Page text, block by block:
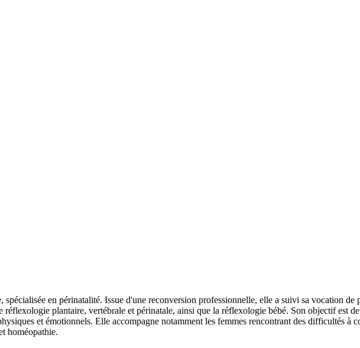
en périnatalité. Issue d'une reconversion professionnelle, elle a suivi sa vocation de
réflexologie plantaire, vertébrale et périnatale, ainsi que la réflexologie bébé. Son objectif est
et émotionnels. Elle accompagne notamment les femmes rencontrant des difficultés à
homéopathie.